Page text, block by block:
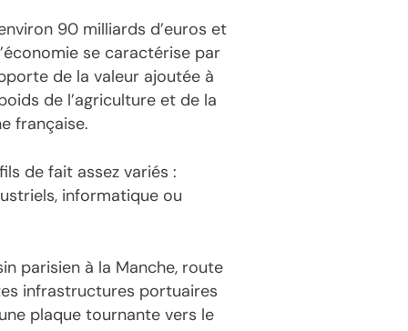
90 milliards d’euros et
se caractérise par
de la valeur ajoutée à
de l’agriculture et de la
française.
de fait assez variés :
informatique ou
parisien à la Manche, route
infrastructures portuaires
plaque tournante vers le